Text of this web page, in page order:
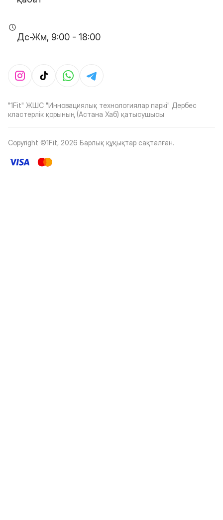
Дс-Жм, 9:00 - 18:00
"1Fit" ЖШС "Инновациялық технологиялар паркі" Дербес
кластерлік қорының (Астана Хаб) қатысушысы
Copyright ©1Fit, 2026 Барлық құқықтар сақталған.